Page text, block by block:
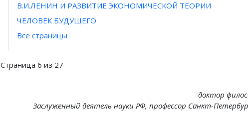
В.И.ЛЕНИН И РАЗВИТИЕ ЭКОНОМИЧЕСКОЙ ТЕОРИИ
ЧЕЛОВЕК БУДУЩЕГО
Все страницы
Страница 6 из 27
доктор
Заслуженный деятель науки РФ, профессор Санкт-